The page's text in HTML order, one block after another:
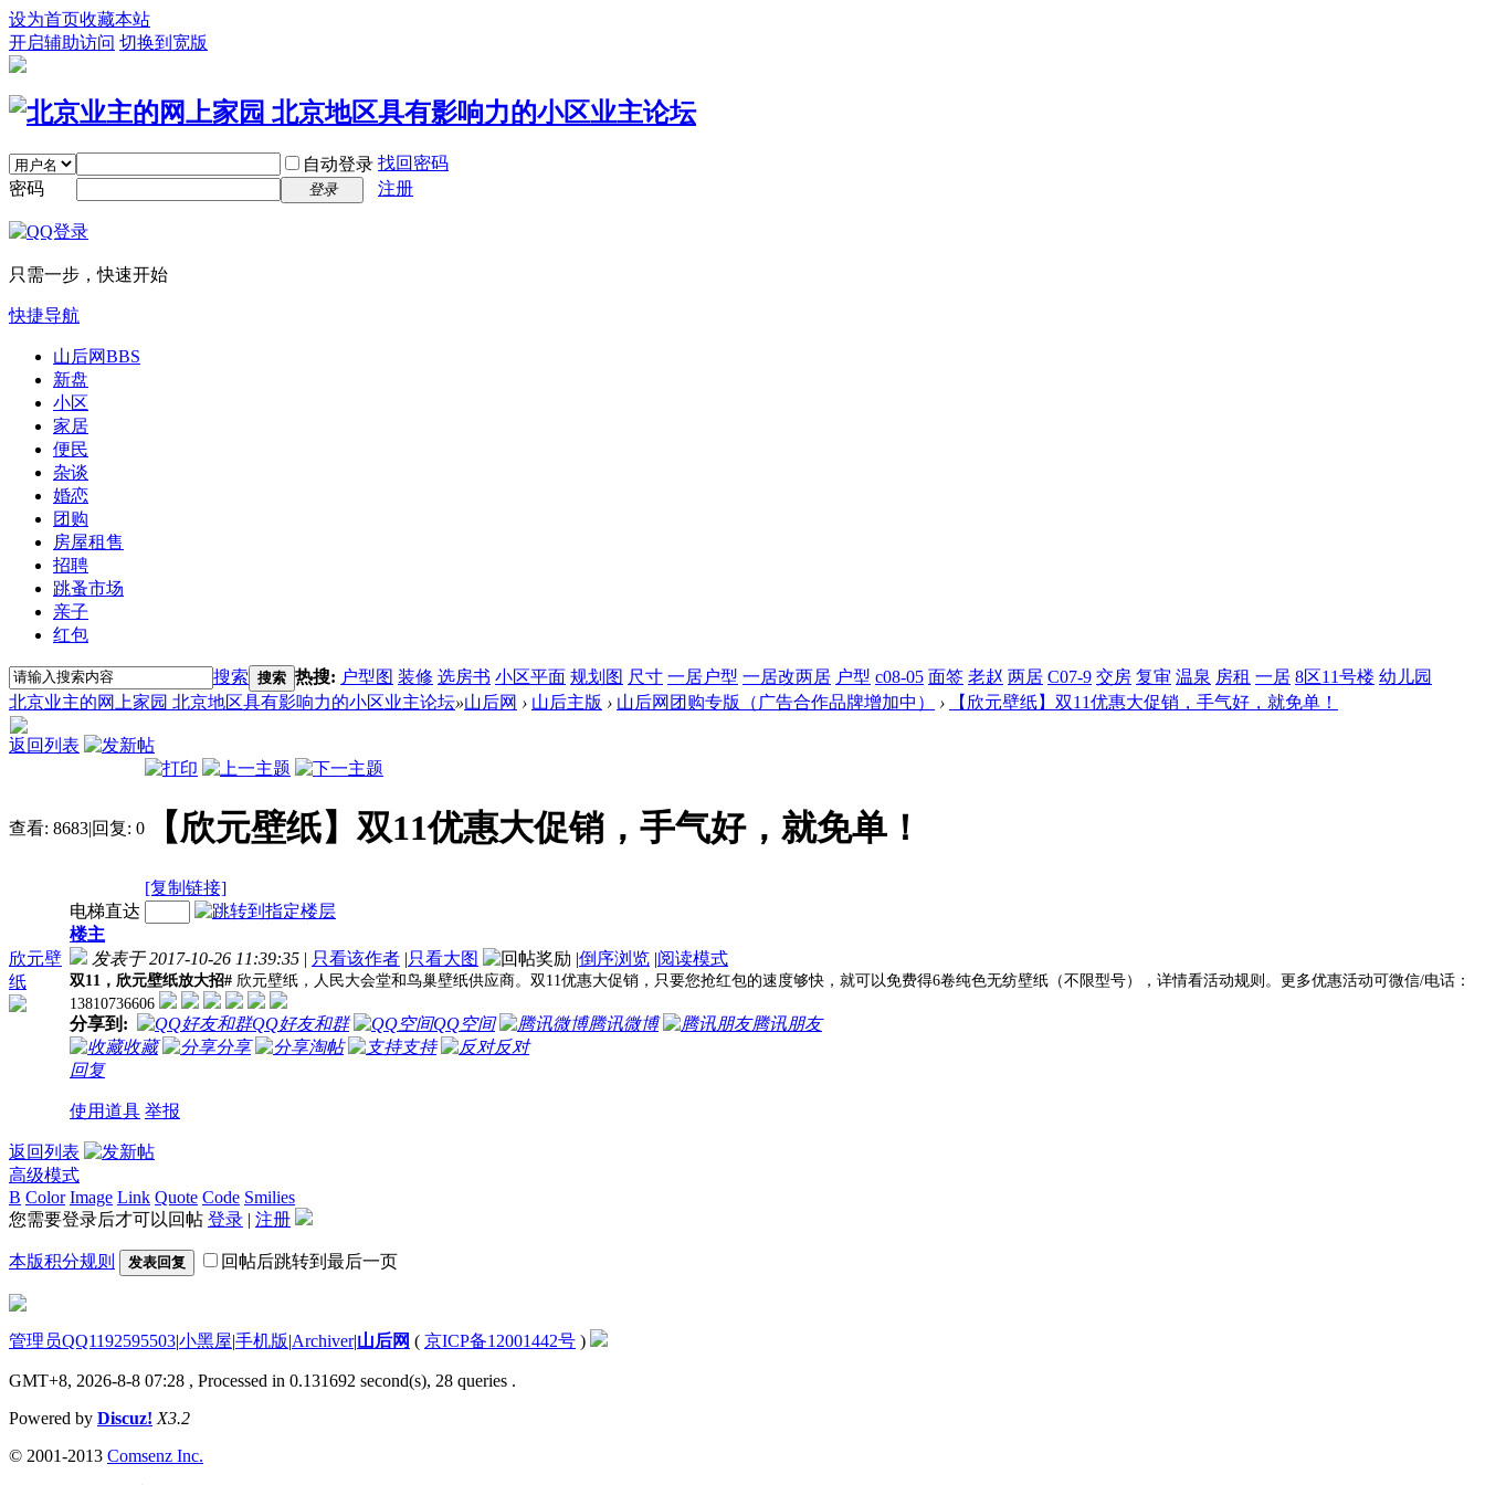
设为首页收藏本站
开启辅助访问 切换到宽版
自动登录 找回密码
密码
登录 注册
只需一步，快速开始
快捷导航
山后网BBS
新盘
小区
家居
便民
杂谈
婚恋
团购
房屋租售
招聘
跳蚤市场
亲子
红包
搜索 搜索 热搜: 户型图 装修 选房书 小区平面 规划图 尺寸 一居户型 一居改两居 户型 c08-05 面签 老赵 两居 C07-9 交房 复审 温泉 房租 一居 8区11号楼 幼儿园
北京业主的网上家园 北京地区具有影响力的小区业主论坛»山后网 › 山后主版 › 山后网团购专版（广告合作品牌增加中） › 【欣元壁纸】双11优惠大促销，手气好，就免单！
返回列表
查看: 8683|回复: 0 【欣元壁纸】双11优惠大促销，手气好，就免单！
[复制链接]
欣元壁
纸
电梯直达
楼主
发表于 2017-10-26 11:39:35 | 只看该作者 |只看大图 |倒序浏览 |阅读模式
双11 ，欣元壁纸放大招# 欣元壁纸，人民大会堂和鸟巢壁纸供应商。双 11 优惠大促销，只要您抢红包的速度够快，就可以免费得6卷纯色无纺壁纸（不限型号），详情看活动规则。更多优惠活动可微信/电话：
13810736606
分享到: QQ好友和群 QQ空间 腾讯微博
腾讯朋友
收藏
分享 淘帖 支持
反对
回复
使用道具 举报
返回列表
高级模式
B Color Image Link Quote Code Smilies
您需要登录后才可以回帖 登录 | 注册
本版积分规则 发表回复 回帖后跳转到最后一页
管理员QQ1192595503|小黑屋|手机版|Archiver|山后网 ( 京ICP备12001442号 )
GMT+8, 2026-8-8 07:28 , Processed in 0.131692 second(s), 28 queries .
Powered by Discuz! X3.2
© 2001-2013 Comsenz Inc.